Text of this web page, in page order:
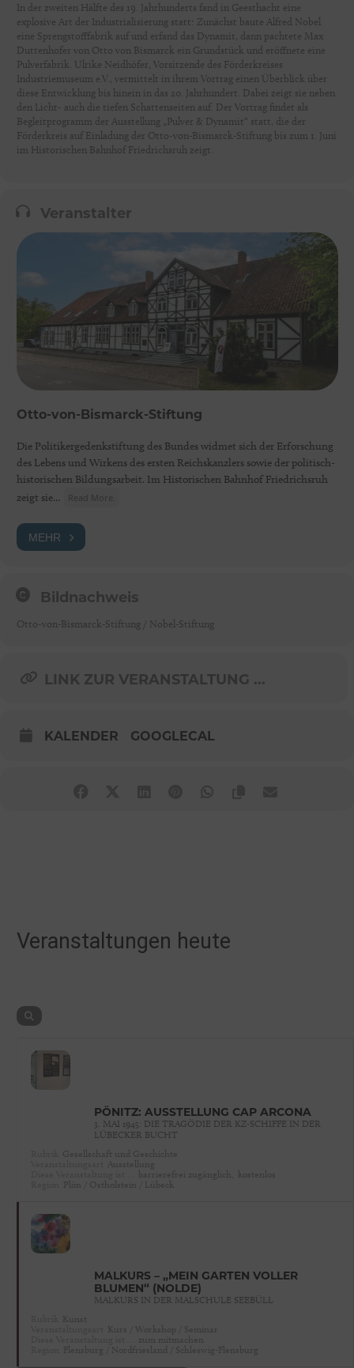
In der zweiten Hälfte des 19. Jahrhunderts fand in Geesthacht eine
explosive Art der Industrialisierung statt: Zunächst baute Alfred Nobel
eine Sprengstofffabrik auf und erfand das Dynamit, dann pachtete Max
Duttenhofer von Otto von Bismarck ein Grundstück und eröffnete eine
Pulverfabrik. Ulrike Neidhöfer, Vorsitzende des Förderkreises
Industriemuseum e.V., vermittelt in ihrem Vortrag einen Überblick über
diese Entwicklung bis hinein in das 20. Jahrhundert. Dabei zeigt sie neben
den Licht- auch die tiefen Schattenseiten auf. Der Vortrag findet als
Begleitprogramm der Ausstellung „Pulver & Dynamit“ statt, die der
Förderkreis auf Einladung der Otto-von-Bismarck-Stiftung bis zum 1. Juni
im Historischen Bahnhof Friedrichsruh zeigt.
Veranstalter
Otto-von-Bismarck-Stiftung
Die Politikergedenkstiftung des Bundes widmet sich der Erforschung
des Lebens und Wirkens des ersten Reichskanzlers sowie der politisch-
historischen Bildungsarbeit. Im Historischen Bahnhof Friedrichsruh
zeigt sie...
Read More.
MEHR
Bildnachweis
Otto-von-Bismarck-Stiftung / Nobel-Stiftung
LINK ZUR VERANSTALTUNG ...
KALENDER GOOGLECAL
Veranstaltungen heute
PÖNITZ: AUSSTELLUNG CAP ARCONA
3. MAI 1945: DIE TRAGÖDIE DER KZ-SCHIFFE IN DER
LÜBECKER BUCHT
MALKURS – „MEIN GARTEN VOLLER
BLUMEN“ (NOLDE)
MALKURS IN DER MALSCHULE SEEBÜLL